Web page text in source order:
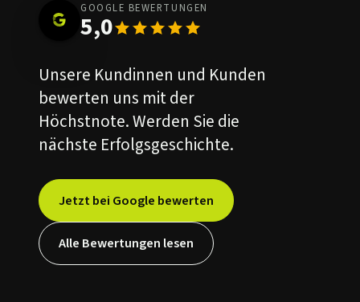
GOOGLE BEWERTUNGEN
5,0
Unsere Kundinnen und Kunden
bewerten uns mit der
Höchstnote. Werden Sie die
nächste Erfolgsgeschichte.
Jetzt bei Google bewerten
Alle Bewertungen lesen